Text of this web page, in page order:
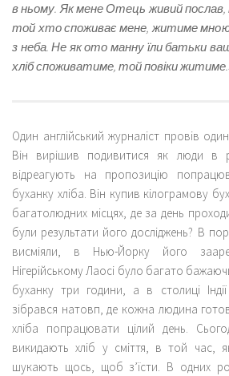
в ньому. Як мене Отець живий
той хто споживає мене, житиме
з неба. Не як ото манну їли батьки
хліб споживатиме, той повіки
Один англійський журналіст провів
Він вирішив подивитися як люди в
відреагують на пропозицію
буханку хліба. Він купив кілограмову
багатолюдних місцях, де за день
були результати його досліджень? В
висміяли, в Нью-Йорку його
Нігерійському Лаосі було багато
буханку три години, а в столиці
зібрався натовп, де кожна людина
хліба попрацювати цілий день.
викидають хліб у сміття, в той час,
шукають щось, щоб з’їсти. В одних